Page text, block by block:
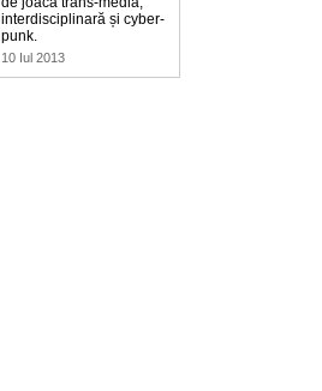
interdisciplinară și cyber-
punk.
10 Iul 2013